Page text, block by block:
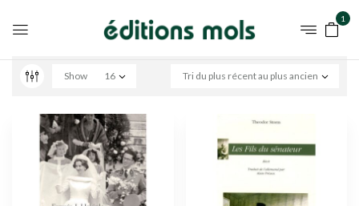
1
Tri du plus récent au plus ancien
Show 16